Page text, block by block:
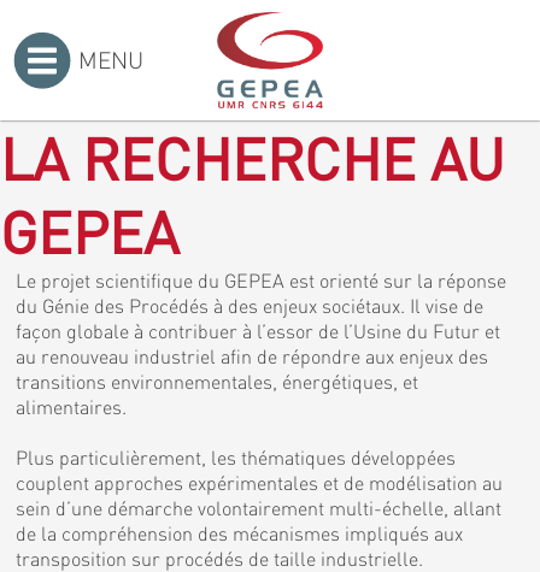
MENU
LA RECHERCHE AU
GEPEA
Le projet scientifique du GEPEA est orienté sur la réponse
du Génie des Procédés à des enjeux sociétaux. Il vise de
façon globale à contribuer à l’essor de l’Usine du Futur et
au renouveau industriel afin de répondre aux enjeux des
transitions environnementales, énergétiques, et
alimentaires.
Plus particulièrement, les thématiques développées
couplent approches expérimentales et de modélisation au
sein d’une démarche volontairement multi-échelle, allant
de la compréhension des mécanismes impliqués aux
transposition sur procédés de taille industrielle.